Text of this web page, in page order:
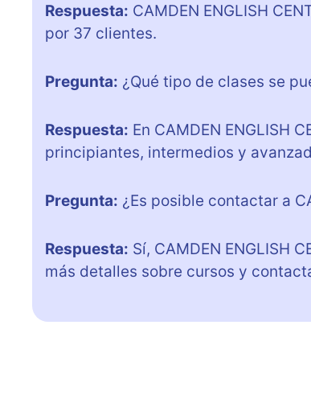
Respuesta: CAMDEN ENGLISH
por 37 clientes.
Pregunta: ¿Qué tipo de clases se
Respuesta: En CAMDEN ENGLISH
principiantes, intermedios y
Pregunta: ¿Es posible contactar a
Respuesta: Sí, CAMDEN ENGLISH
más detalles sobre cursos y